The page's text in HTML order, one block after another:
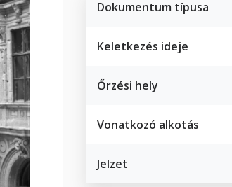
Dokumentum típusa
Keletkezés ideje
Őrzési hely
Vonatkozó alkotás
Jelzet